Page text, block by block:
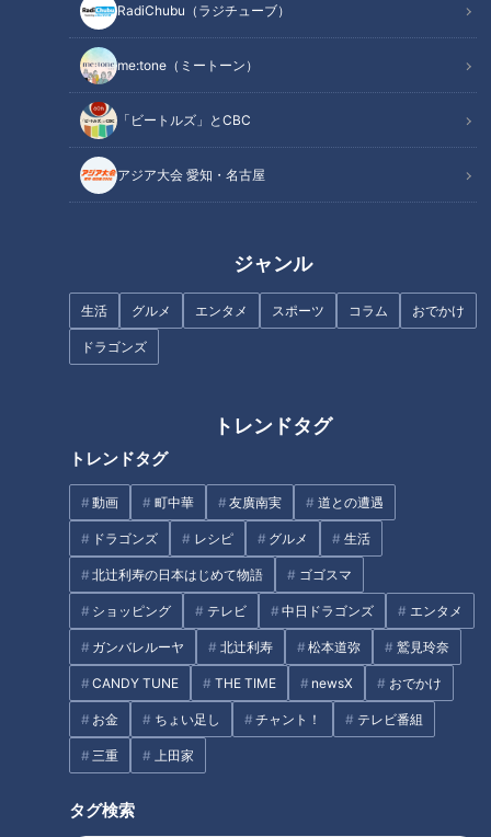
RadiChubu（ラジチューブ）
me:tone（ミートーン）
「ビートルズ」とCBC
アジア大会 愛知・名古屋
ジャンル
生活 グルメ エンタメ スポーツ コラム おでかけ
ドラゴンズ
トレンドタグ
トレンドタグ
動画 町中華 友廣南実 道との遭遇
ドラゴンズ レシピ グルメ 生活
北辻利寿の日本はじめて物語 ゴゴスマ
ショッピング テレビ 中日ドラゴンズ エンタメ
ガンバレルーヤ 北辻利寿 松本道弥 鷲見玲奈
CANDY TUNE THE TIME newsX おでかけ
お金 ちょい足し チャント！ テレビ番組
三重 上田家
タグ検索
査！第1位はふりかけコーナーに
置いてない！？キムチに隠れ
た“神ふりかけ”
かタイムズ】
白いトッポギ・映えパフェ！イ
ンスタグラマーオススメの最新
進化する栄！最新スポット
デパート勤務30年以上のベテラ
ーが驚きの格安価格を実現して